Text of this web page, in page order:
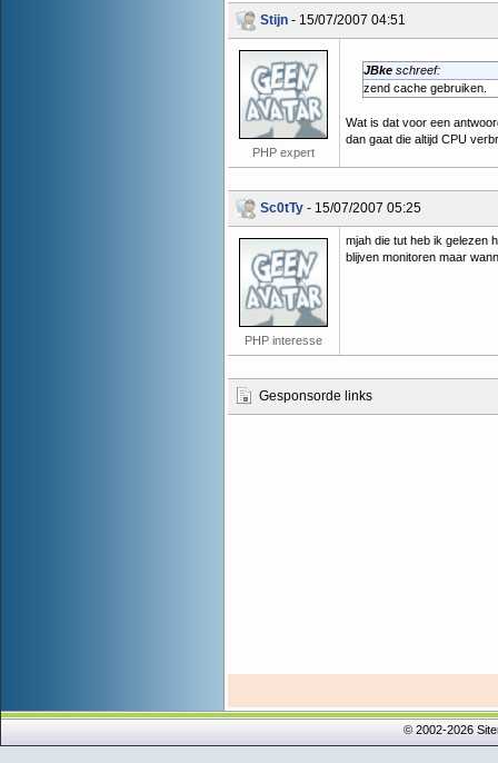
Stijn - 15/07/2007 04:51
PHP expert
JBke schreef:
zend cache gebruiken.
Wat is dat voor een
dan gaat die altijd CPU
Sc0tTy - 15/07/2007 05:25
PHP interesse
mjah die tut heb ik gelezen
blijven monitoren maar
Gesponsorde links
© 2002-2026